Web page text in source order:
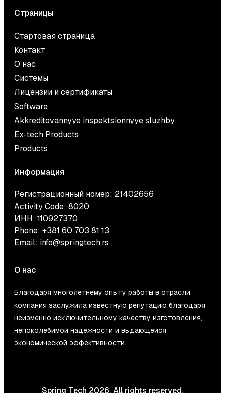
Страницы
Стартовая страница
Контакт
О нас
Системы
Лицензии и сертификаты
Software
Akkreditovannyye inspektsionnyye sluzhby
Ex-tech Products
Products
Информация
Регистрационный номер: 21402656
Activity Code: 8020
ИНН: 110927370
Phone: +381 60 703 81 13
Email: info@springtech.rs
О нас
Благодаря многолетнему опыту работы в отрасли
компания заслужила известную репутацию благодаря
неизменно исключительному качеству изготовления,
непоколебимой надежности и выдающейся
экономической эффективности.
Spring Tech 2026. All rights reserved.